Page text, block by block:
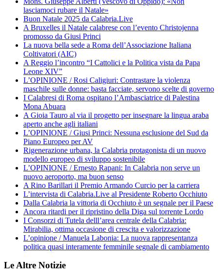
lasciamoci rubare il Natale»
Buon Natale 2025 da Calabria.Live
A Bruxelles il Natale calabrese con l’evento Christojenna
promosso da Giusi Princi
La nuova bella sede a Roma dell’Associazione Italiana
Coltivatori (AIC)
A Reggio l’incontro “I Cattolici e la Politica vista da Papa
Leone XIV”
L’OPINIONE / Rosi Caligiuri: Contrastare la violenza
maschile sulle donne: basta facciate, servono scelte di governo
I Calabresi di Roma ospitano l’Ambasciatrice di Palestina
Mona Abuara
A Gioia Tauro al via il progetto per insegnare la lingua araba
aperto anche agli italiani
L’OPINIONE / Giusi Princi: Nessuna esclusione del Sud da
Piano Europeo per AV
Rigenerazione urbana, la Calabria protagonista di un nuovo
modello europeo di sviluppo sostenibile
L’OPINIONE / Ernesto Rapani: In Calabria non serve un
nuovo aeroporto, ma buon senso
A Rino Barillari il Premio Armando Curcio per la carriera
L’intervista di Calabria.Live al Presidente Roberto Occhiuto
Dalla Calabria la vittoria di Occhiuto è un segnale per il Paese
Ancora ritardi per il ripristino della Diga sul torrente Lordo
I Consorzi di Tutela delll’area centrale della Calabria:
Mirabilia, ottima occasione di crescita e valorizzazione
L’opinione / Manuela Labonia: La nuova rappresentanza
politica quasi interamente femminile segnale di cambiamento
Le Altre Notizie